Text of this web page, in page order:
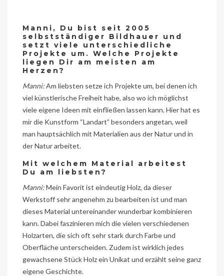
Manni, Du bist seit 2005
selbstständiger Bildhauer und
setzt viele unterschiedliche
Projekte um. Welche Projekte
liegen Dir am meisten am
Herzen?
Manni:Am liebsten setze ich Projekte um, bei denen ich
viel künstlerische Freiheit habe, also wo ich möglichst
viele eigene Ideen mit einfließen lassen kann. Hier hat es
mir die Kunstform “Landart” besonders angetan, weil
man hauptsächlich mit Materialien aus der Natur und in
der Natur arbeitet.
Mit welchem Material arbeitest
Du am liebsten?
Manni:Mein Favorit ist eindeutig Holz, da dieser
Werkstoff sehr angenehm zu bearbeiten ist und man
dieses Material untereinander wunderbar kombinieren
kann. Dabei faszinieren mich die vielen verschiedenen
Holzarten, die sich oft sehr stark durch Farbe und
Oberfläche unterscheiden. Zudem ist wirklich jedes
gewachsene Stück Holz ein Unikat und erzählt seine ganz
eigene Geschichte.